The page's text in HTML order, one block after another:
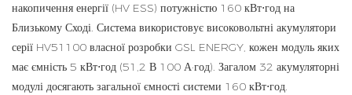
накопичення енергії (HV ESS) потужністю 160 кВт⋅год на
Близькому Сході. Система використовує високовольтні акумулятори
серії HV51100 власної розробки GSL ENERGY, кожен модуль яких
має ємність 5 кВт⋅год (51,2 В 100 А·год). Загалом 32 акумуляторні
модулі досягають загальної ємності системи 160 кВт⋅год.